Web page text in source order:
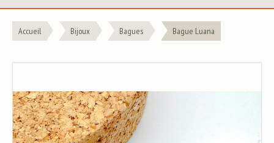
Accueil Bijoux Bagues Bague Luana